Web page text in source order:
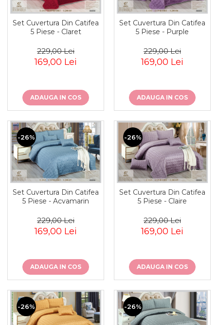
Set Cuvertura Din Catifea
5 Piese - Claret
229,00 Lei
169,00 Lei
ADAUGA IN COS
Set Cuvertura Din Catifea
5 Piese - Purple
229,00 Lei
169,00 Lei
ADAUGA IN COS
-26%
Set Cuvertura Din Catifea
5 Piese - Acvamarin
229,00 Lei
169,00 Lei
ADAUGA IN COS
-26%
Set Cuvertura Din Catifea
5 Piese - Claire
229,00 Lei
169,00 Lei
ADAUGA IN COS
-26% -26%